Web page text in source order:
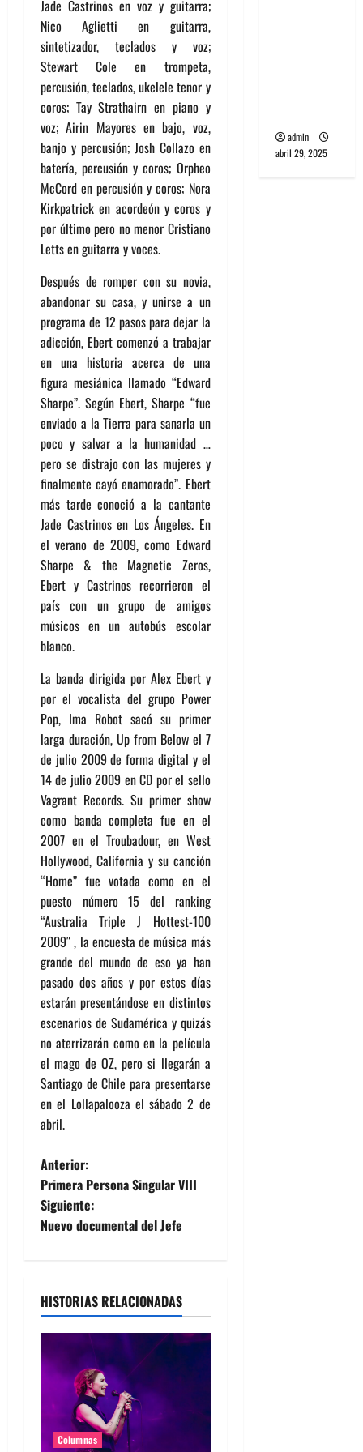
Jade Castrinos en voz y guitarra;
Nico Aglietti en guitarra,
sintetizador, teclados y voz;
Stewart Cole en trompeta,
percusión, teclados, ukelele tenor y
coros; Tay Strathairn en piano y
voz; Airin Mayores en bajo, voz,
banjo y percusión; Josh Collazo en
batería, percusión y coros; Orpheo
McCord en percusión y coros; Nora
Kirkpatrick en acordeón y coros y
por último pero no menor Cristiano
Letts en guitarra y voces.
Después de romper con su novia,
abandonar su casa, y unirse a un
programa de 12 pasos para dejar la
adicción, Ebert comenzó a trabajar
en una historia acerca de una
figura mesiánica llamado “Edward
Sharpe”. Según Ebert, Sharpe “fue
enviado a la Tierra para sanarla un
poco y salvar a la humanidad …
pero se distrajo con las mujeres y
finalmente cayó enamorado”. Ebert
más tarde conoció a la cantante
Jade Castrinos en Los Ángeles. En
el verano de 2009, como Edward
Sharpe & the Magnetic Zeros,
Ebert y Castrinos recorrieron el
país con un grupo de amigos
músicos en un autobús escolar
blanco.
La banda dirigida por Alex Ebert y
por el vocalista del grupo Power
Pop, Ima Robot sacó su primer
larga duración, Up from Below el 7
de julio 2009 de forma digital y el
14 de julio 2009 en CD por el sello
Vagrant Records. Su primer show
como banda completa fue en el
2007 en el Troubadour, en West
Hollywood, California y su canción
“Home” fue votada como en el
puesto número 15 del ranking
“Australia Triple J Hottest-100
2009″ , la encuesta de música más
grande del mundo de eso ya han
pasado dos años y por estos días
estarán presentándose en distintos
escenarios de Sudamérica y quizás
no aterrizarán como en la película
el mago de OZ, pero si llegarán a
Santiago de Chile para presentarse
en el Lollapalooza el sábado 2 de
abril.
N
a
v
g
a
c
ó
Anterior:
Primera Persona Singular VIII
Siguiente:
Nuevo documental del Jefe
HISTORIAS RELACIONADAS
Columnas
admin
abril 29, 2025